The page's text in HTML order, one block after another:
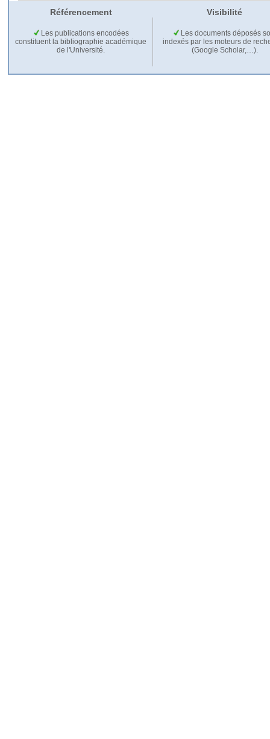
Référencement Visibilité
Les publications encodées
constituent la bibliographie académique
de l'Université.
Les documents déposés
indexés par les moteurs de
(Google Scholar,…).